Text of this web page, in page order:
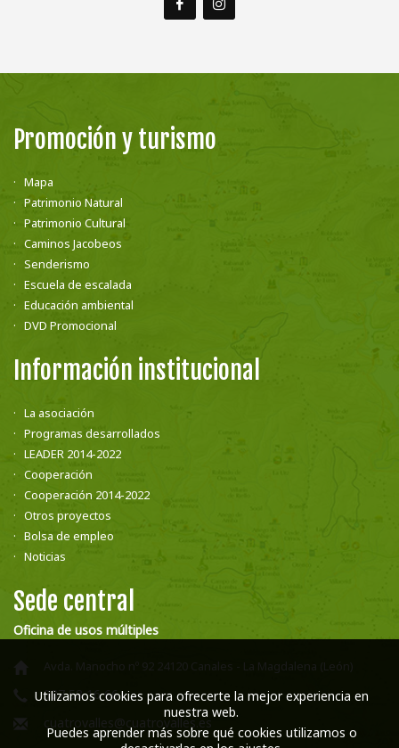
Promoción y turismo
Mapa
Patrimonio Natural
Patrimonio Cultural
Caminos Jacobeos
Senderismo
Escuela de escalada
Educación ambiental
DVD Promocional
Información institucional
La asociación
Programas desarrollados
LEADER 2014-2022
Cooperación
Cooperación 2014-2022
Otros proyectos
Bolsa de empleo
Noticias
Sede central
Oficina de usos múltiples
Avda. Manocho nº 92 24120 Canales - La Magdalena (León)
987 58 16 66
cuatrovalles@cuatrovalles.es
Utilizamos cookies para ofrecerte la mejor experiencia en
nuestra web.
Puedes aprender más sobre qué cookies utilizamos o